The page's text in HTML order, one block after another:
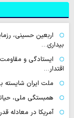
اربعین حسینی،
بیداری…
ایستادگی و
اقتدار…
ملت ایران
همبستگی ملی،
آمریکا در معادله